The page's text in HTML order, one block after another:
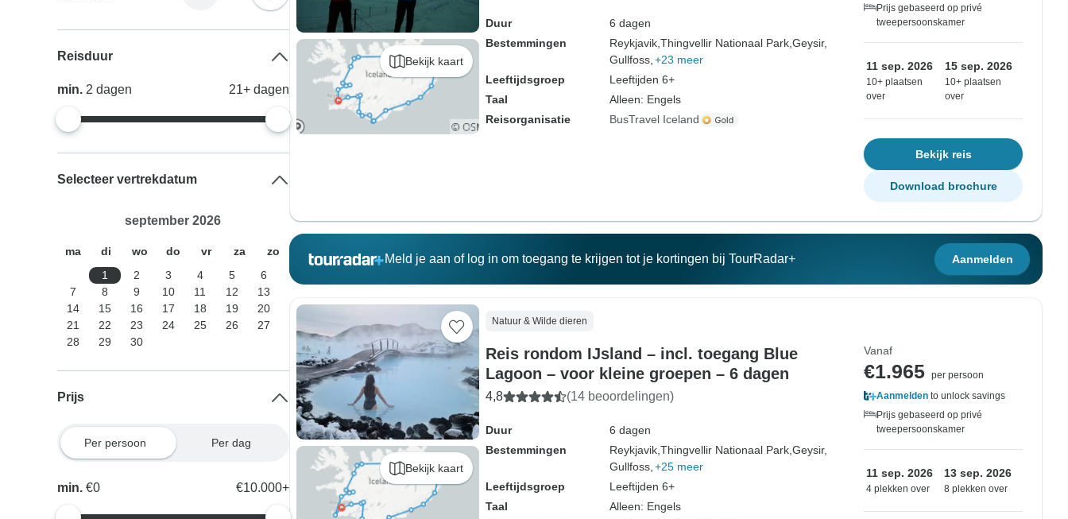
Bekijk kaart
Duur
6 dagen
Bestemmingen
Reykjavik, Thingvellir Nationaal Park, Geysir,
Gullfoss, +23 meer
Leeftijdsgroep
Leeftijden 6+
Taal
Alleen: Engels
Reisorganisatie
BusTravel Iceland
Prijs gebaseerd op privé
tweepersoonskamer
11 sep. 2026
10+ plaatsen
over
15 sep. 2026
10+ plaatsen
over
Bekijk reis
Download brochure
Meld je aan of log in om toegang te krijgen tot je kortingen bij TourRadar+ Aanmelden
Bekijk kaart
Natuur & Wilde dieren
Reis rondom IJsland – incl. toegang Blue
Lagoon – voor kleine groepen – 6 dagen
4,8 (14 beoordelingen)
Duur
6 dagen
Bestemmingen
Reykjavik, Thingvellir Nationaal Park, Geysir,
Gullfoss, +25 meer
Leeftijdsgroep
Leeftijden 6+
Taal
Alleen: Engels
Vanaf
€1.965 per persoon
Aanmelden to unlock savings
Prijs gebaseerd op privé
tweepersoonskamer
11 sep. 2026
4 plekken over
13 sep. 2026
8 plekken over
Reisduur
min. 2dagen 21+ dagen
Selecteer vertrekdatum
september 2026
ma di wo do vr za
zo
1
2 3 4 5
6
7
8 9 10 11 12
13
14
15 16 17 18 19
20
21
22 23 24 25 26
27
28
29 30
Prijs
Per persoon Per dag
min.€0 €10.000+